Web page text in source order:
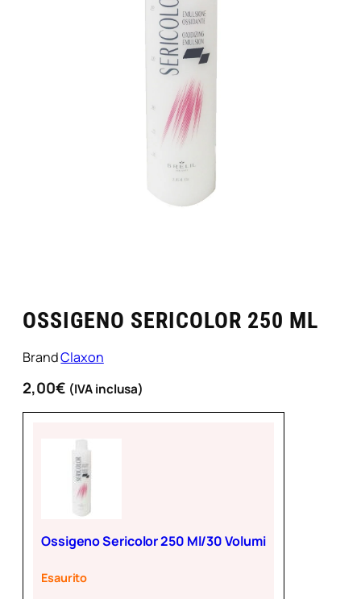
OSSIGENO SERICOLOR 250 ML
BrandClaxon
2,00€ (IVA inclusa)
Ossigeno Sericolor 250 Ml/30 Volumi
Esaurito